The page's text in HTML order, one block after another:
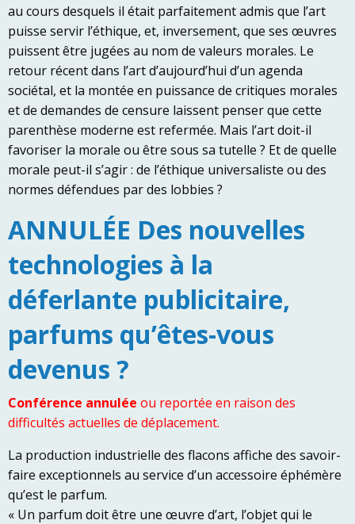
au cours desquels il était parfaitement admis que l’art
puisse servir l’éthique, et, inversement, que ses œuvres
puissent être jugées au nom de valeurs morales. Le
retour récent dans l’art d’aujourd’hui d’un agenda
sociétal, et la montée en puissance de critiques morales
et de demandes de censure laissent penser que cette
parenthèse moderne est refermée. Mais l’art doit-il
favoriser la morale ou être sous sa tutelle ? Et de quelle
morale peut-il s’agir : de l’éthique universaliste ou des
normes défendues par des lobbies ?
ANNULÉE Des nouvelles
technologies à la
déferlante publicitaire,
parfums qu’êtes-vous
devenus ?
Conférence annulée ou reportée en raison des
difficultés actuelles de déplacement.
La production industrielle des flacons affiche des savoir-
faire exceptionnels au service d’un accessoire éphémère
qu’est le parfum.
« Un parfum doit être une œuvre d’art, l’objet qui le